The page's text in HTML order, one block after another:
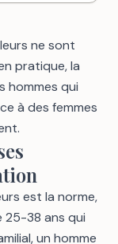
ne sont
pratique, la
hommes qui
à des femmes
est la norme,
25-38 ans qui
un homme